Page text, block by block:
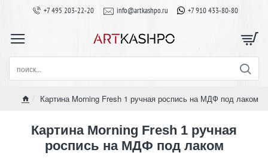
+7 495 203-22-20 info@artkashpo.ru +7 910 433-80-80
поиск...
Картина Morning Fresh 1 ручная роспись на МДФ под лаком
Картина Morning Fresh 1 ручная
роспись на МДФ под лаком